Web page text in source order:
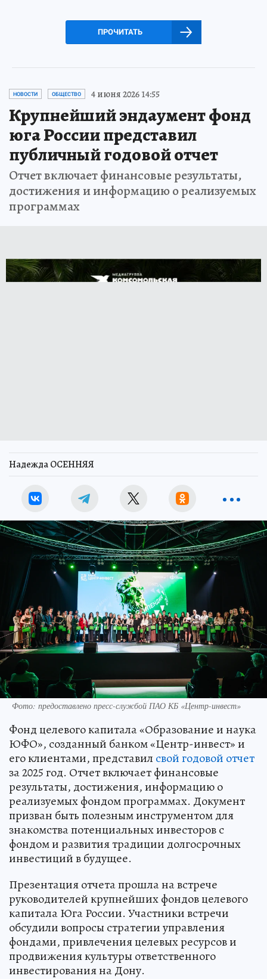
ПРОЧИТАТЬ
НОВОСТИ ОБЩЕСТВО 4 июня 2026 14:55
Крупнейший эндаумент фонд
юга России представил
публичный годовой отчет
Отчет включает финансовые результаты,
достижения и информацию о реализуемых
программах
Надежда ОСЕННЯЯ
Фото: предоставлено пресс-службой ПАО КБ «Центр-инвест»
Фонд целевого капитала «Образование и наука
ЮФО», созданный банком «Центр-инвест» и
его клиентами, представил свой годовой отчет
за 2025 год. Отчет включает финансовые
результаты, достижения, информацию о
реализуемых фондом программах. Документ
призван быть полезным инструментом для
знакомства потенциальных инвесторов с
фондом и развития традиции долгосрочных
инвестиций в будущее.
Презентация отчета прошла на встрече
руководителей крупнейших фондов целевого
капитала Юга России. Участники встречи
обсудили вопросы стратегии управления
фондами, привлечения целевых ресурсов и
продвижения культуры ответственного
инвестирования на Дону.